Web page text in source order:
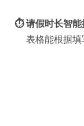
⏱️ 请假时长智能
表格能根据填